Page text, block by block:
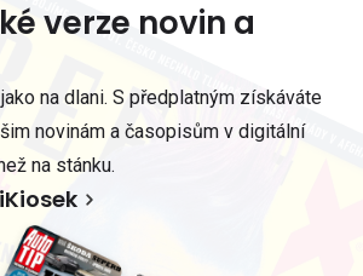
verze novin a
na dlani. S předplatným získáváte
novinám a časopisům v digitální
na stánku.